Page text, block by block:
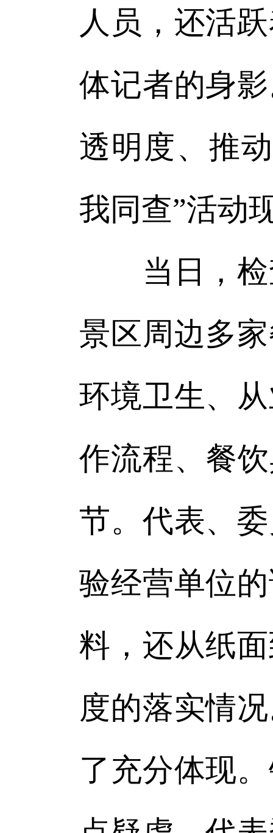
人员，还活
体记者的身
透明度、推
我同查”活动
当日，检
景区周边多
环境卫生、
作流程、餐
节。代表、
验经营单位
料，还从纸
度的落实情
了充分体现